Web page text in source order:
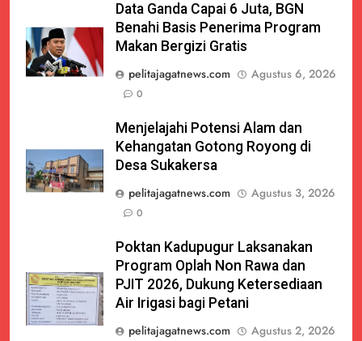
Data Ganda Capai 6 Juta, BGN
Benahi Basis Penerima Program
Makan Bergizi Gratis
pelitajagatnews.com
Agustus 6, 2026
0
Menjelajahi Potensi Alam dan
Kehangatan Gotong Royong di
Desa Sukakersa
pelitajagatnews.com
Agustus 3, 2026
0
Poktan Kadupugur Laksanakan
Program Oplah Non Rawa dan
PJIT 2026, Dukung Ketersediaan
Air Irigasi bagi Petani
pelitajagatnews.com
Agustus 2, 2026